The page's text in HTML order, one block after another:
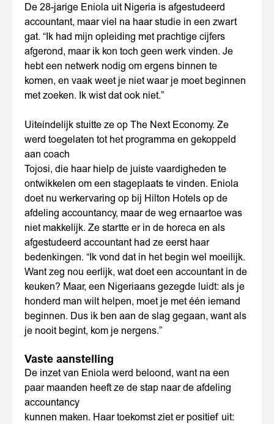
De 28-jarige Eniola uit Nigeria is afgestudeerd
accountant, maar viel na haar studie in een zwart
gat. “Ik had mijn opleiding met prachtige cijfers
afgerond, maar ik kon toch geen werk vinden. Je
hebt een netwerk nodig om ergens binnen te
komen, en vaak weet je niet waar je moet beginnen
met zoeken. Ik wist dat ook niet.”
Uiteindelijk stuitte ze op The Next Economy. Ze
werd toegelaten tot het programma en gekoppeld
aan coach
Tojosi, die haar hielp de juiste vaardigheden te
ontwikkelen om een stageplaats te vinden. Eniola
doet nu werkervaring op bij Hilton Hotels op de
afdeling accountancy, maar de weg ernaartoe was
niet makkelijk. Ze startte er in de horeca en als
afgestudeerd accountant had ze eerst haar
bedenkingen. “Ik vond dat in het begin wel moeilijk.
Want zeg nou eerlijk, wat doet een accountant in de
keuken? Maar, een Nigeriaans gezegde luidt: als je
honderd man wilt helpen, moet je met één iemand
beginnen. Dus ik ben aan de slag gegaan, want als
je nooit begint, kom je nergens.”
Vaste aanstelling
De inzet van Eniola werd beloond, want na een
paar maanden heeft ze de stap naar de afdeling
accountancy
kunnen maken. Haar toekomst ziet er positief uit: